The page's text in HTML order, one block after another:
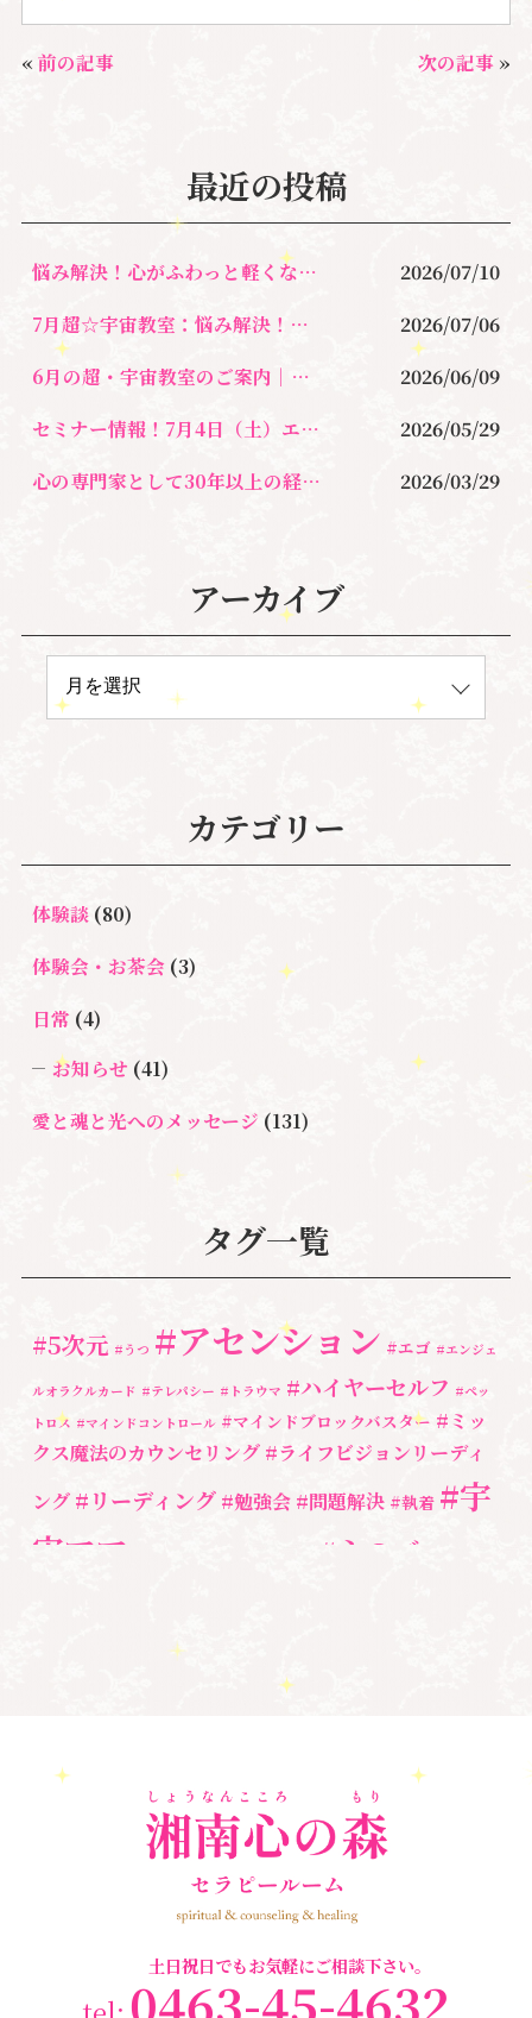
c
e
k
« 前の記事 次の記事 »
最近の投稿
悩み解決！心がふわっと軽くなる〜新しい自分に出会うセラピー
2026/07/10
7月超☆宇宙教室：悩み解決！新しい自分に出会う心が軽くなるレッスン
2026/07/06
6月の超・宇宙教室のご案内｜自分軸・宇宙軸・◯◯軸とは？
2026/06/09
セミナー情報！7月4日（土）エンジェル・オラクルカード・サイキックリーディング特別講座
2026/05/29
心の専門家として30年以上の経験を携えて本格的に問題を解決したい方へ
2026/03/29
アーカイブ
カテゴリー
体験談(80)
体験会・お茶会(3)
日常 (4)
お知らせ (41)
愛と魂と光へのメッセージ (131)
(132)
亡くなった方に出会うセッション(ミディアムシッ
個人セッション(65)
養成講座(72)
勉強会・セミナー(55)
セミナー情報(17)
タグ一覧
#5次元 #うつ #アセンション #エゴ #エンジェ
ルオラクルカード #テレパシー #トラウマ #ハイヤーセルフ #ペッ
トロス #マインドコントロール #マインドブロックバスター #ミッ
クス魔法のカウンセリング #ライフビジョンリーディ
ング #リーディング #勉強会 #問題解決 #執着 #宇
宙ママ
#心のブロッ
#自分と向き合う
ックバスター ＃マインドブロックバ
スター養成講座 ＃マタニティーセラピー
＃心のブロック ＃超宇宙教室
土日祝日でもお気軽にご相談下さい。
0463-45-4632